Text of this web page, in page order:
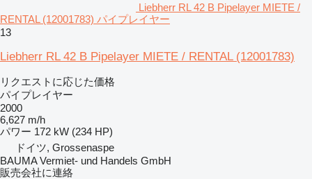
Liebherr RL 42 B Pipelayer MIETE /
RENTAL (12001783) パイプレイヤー
13
Liebherr RL 42 B Pipelayer MIETE / RENTAL (12001783)
リクエストに応じた価格
パイプレイヤー
2000
6,627 m/h
パワー 172 kW (234 HP)
ドイツ, Grossenaspe
BAUMA Vermiet- und Handels GmbH
販売会社に連絡